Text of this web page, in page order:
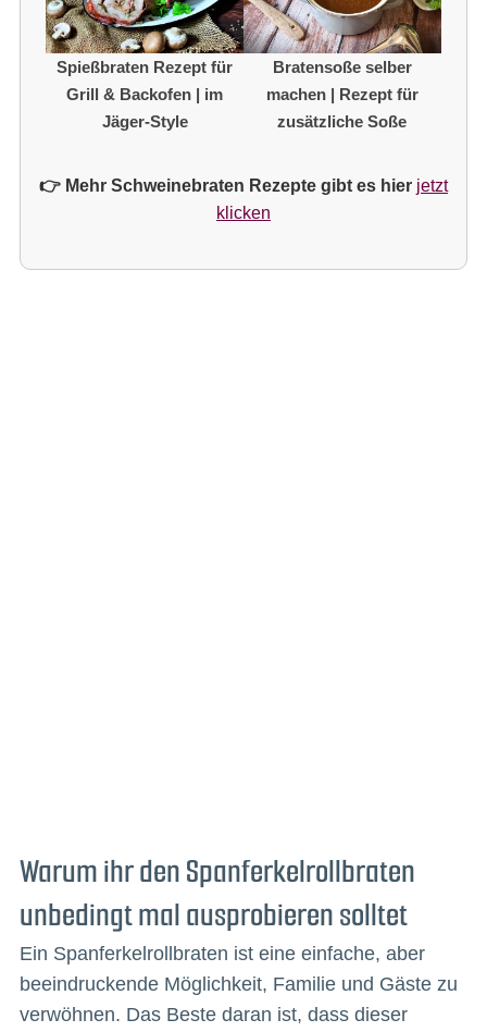
Spießbraten Rezept für
Grill & Backofen | im
Jäger-Style
Bratensoße selber
machen | Rezept für
zusätzliche Soße
👉 Mehr Schweinebraten Rezepte gibt es hier jetzt
klicken
Warum ihr den Spanferkelrollbraten
unbedingt mal ausprobieren solltet
Ein Spanferkelrollbraten ist eine einfache, aber
beeindruckende Möglichkeit, Familie und Gäste zu
verwöhnen. Das Beste daran ist, dass dieser